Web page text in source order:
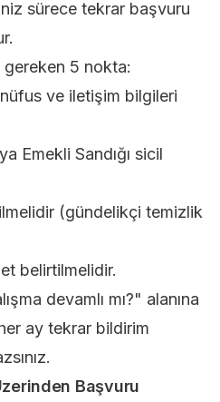
sürece tekrar başvuru
5 nokta:
ve iletişim bilgileri
Emekli Sandığı sicil
(gündelikçi temizlik
belirtilmelidir.
devamlı mı?" alanına
ay tekrar bildirim
Başvuru